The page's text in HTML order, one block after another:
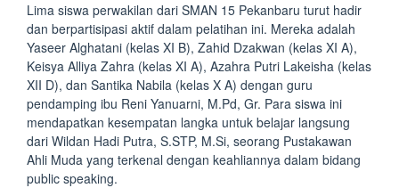
Lima siswa perwakilan dari SMAN 15 Pekanbaru turut hadir
dan berpartisipasi aktif dalam pelatihan ini. Mereka adalah
Yaseer Alghatani (kelas XI B), Zahid Dzakwan (kelas XI A),
Keisya Alliya Zahra (kelas XI A), Azahra Putri Lakeisha (kelas
XII D), dan Santika Nabila (kelas X A) dengan guru
pendamping ibu Reni Yanuarni, M.Pd, Gr. Para siswa ini
mendapatkan kesempatan langka untuk belajar langsung
dari Wildan Hadi Putra, S.STP, M.Si, seorang Pustakawan
Ahli Muda yang terkenal dengan keahliannya dalam bidang
public speaking.